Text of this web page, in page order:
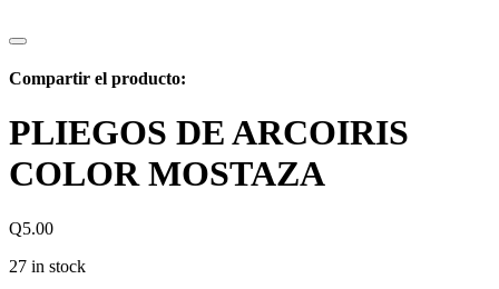
Compartir el producto:
PLIEGOS DE ARCOIRIS
COLOR MOSTAZA
Q5.00
27 in stock